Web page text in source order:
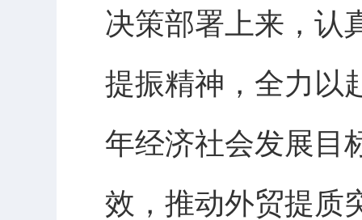
决策部署上来，认
提振精神，全力以
年经济社会发展目
效，推动外贸提质